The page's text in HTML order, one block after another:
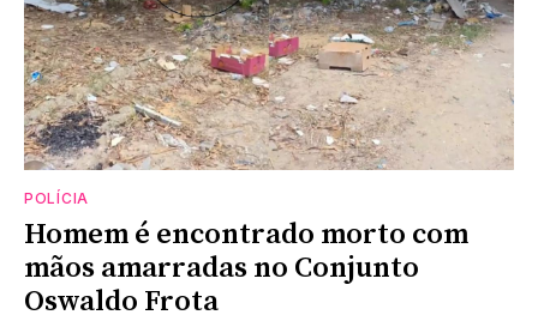
POLÍCIA
Homem é encontrado morto com
mãos amarradas no Conjunto
Oswaldo Frota